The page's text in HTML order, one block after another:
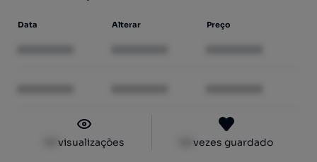
Data Alterar Preço
visualizações vezes guardado